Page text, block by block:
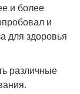
и более
и
для здоровья
различные